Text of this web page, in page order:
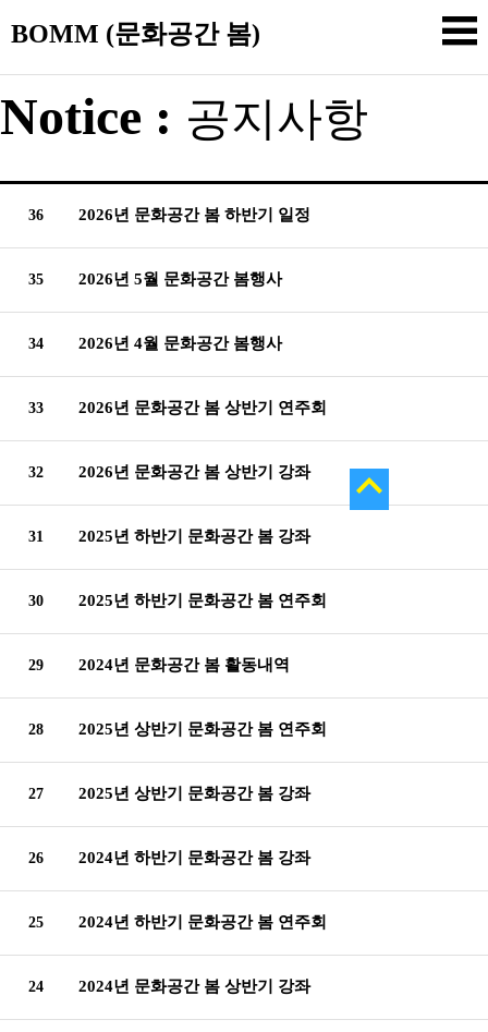
BOMM (문화공간 봄)
Notice : 공지사항
36 2026년 문화공간 봄 하반기 일정
35 2026년 5월 문화공간 봄행사
34 2026년 4월 문화공간 봄행사
33 2026년 문화공간 봄 상반기 연주회
32 2026년 문화공간 봄 상반기 강좌
31 2025년 하반기 문화공간 봄 강좌
30 2025년 하반기 문화공간 봄 연주회
29 2024년 문화공간 봄 활동내역
28 2025년 상반기 문화공간 봄 연주회
27 2025년 상반기 문화공간 봄 강좌
26 2024년 하반기 문화공간 봄 강좌
25 2024년 하반기 문화공간 봄 연주회
24 2024년 문화공간 봄 상반기 강좌